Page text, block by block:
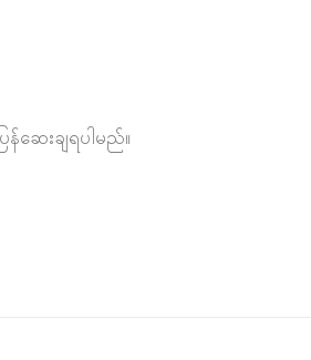
ဆေးချရပါမည်။